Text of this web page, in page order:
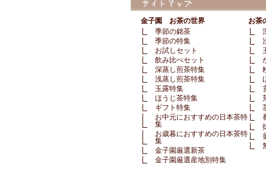
金子園 お茶の世界
季節の銘茶
季節の特集
お試しセット
飲み比べセット
深蒸し煎茶特集
浅蒸し煎茶特集
玉露特集
ほうじ茶特集
ギフト特集
お中元におすすめの日本茶特
集
お歳暮におすすめの日本茶特
集
金子園厳選新茶
金子園厳選産地別特集
お茶